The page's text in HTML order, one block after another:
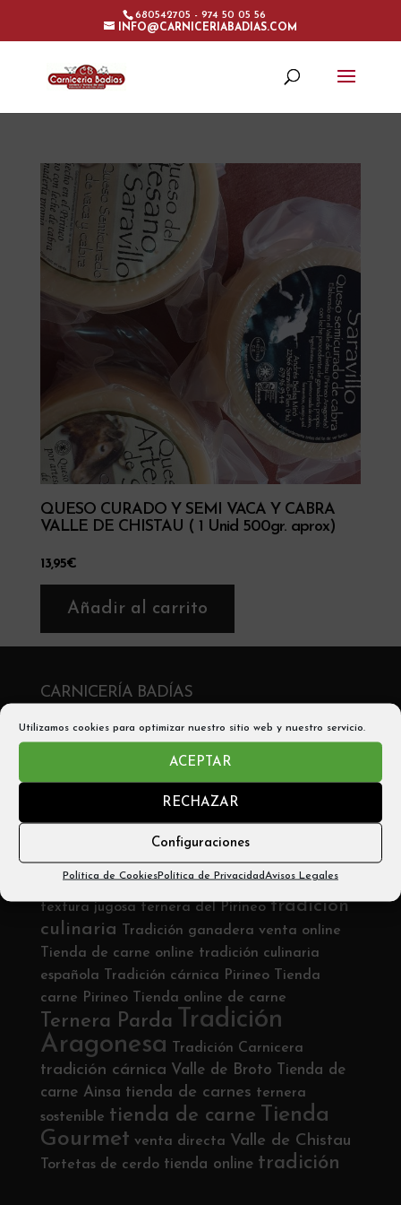
Utilizamos cookies para optimizar nuestro sitio web y nuestro servicio.
ACEPTAR
RECHAZAR
Configuraciones
Política de CookiesPolítica de PrivacidadAvisos Legales
680542705 - 974 50 05 56
INFO@CARNICERIABADIAS.COM
QUESO CURADO Y SEMI VACA Y CABRA
VALLE DE CHISTAU ( 1 Unid 500gr. aprox)
13,95€
Añadir al carrito
CARNICERÍA BADÍAS
C/ San Victorián, 2 , 22330 Aínsa
Email: info@carniceríabadias.com
Etiquetas
textura jugosa ternera del Pirineo tradición
culinaria
Tradición ganadera venta online
Tienda de carne online tradición culinaria
española
Tradición cárnica Pirineo
Tienda
carne Pirineo
Tienda online de carne
Ternera Parda
Tradición
Aragonesa
Tradición Carnicera
tradición cárnica Valle de Broto
Tienda de
carne Ainsa tienda de carnes ternera
sostenible tienda de carne
Tienda
Gourmet venta directa Valle de Chistau
Tortetas de cerdo tienda online tradición